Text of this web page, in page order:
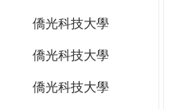
僑光科技大學
僑光科技大學
僑光科技大學